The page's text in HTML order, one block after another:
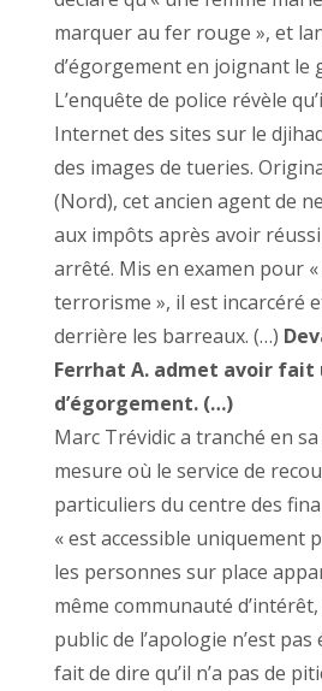
marquer au fer rouge », et
d’égorgement en joignant le
L’enquête de police révèle
Internet des sites sur le
des images de tueries.
(Nord), cet ancien agent de
aux impôts après avoir
arrêté. Mis en examen pour
terrorisme », il est incarcéré
derrière les barreaux. (…)
Ferrhat A. admet avoir fait
d’égorgement. (…)
Marc Trévidic a tranché en
mesure où le service de
particuliers du centre des
« est accessible uniquement
les personnes sur place
même communauté
public de l’apologie n’est
fait de dire qu’il n’a pas de